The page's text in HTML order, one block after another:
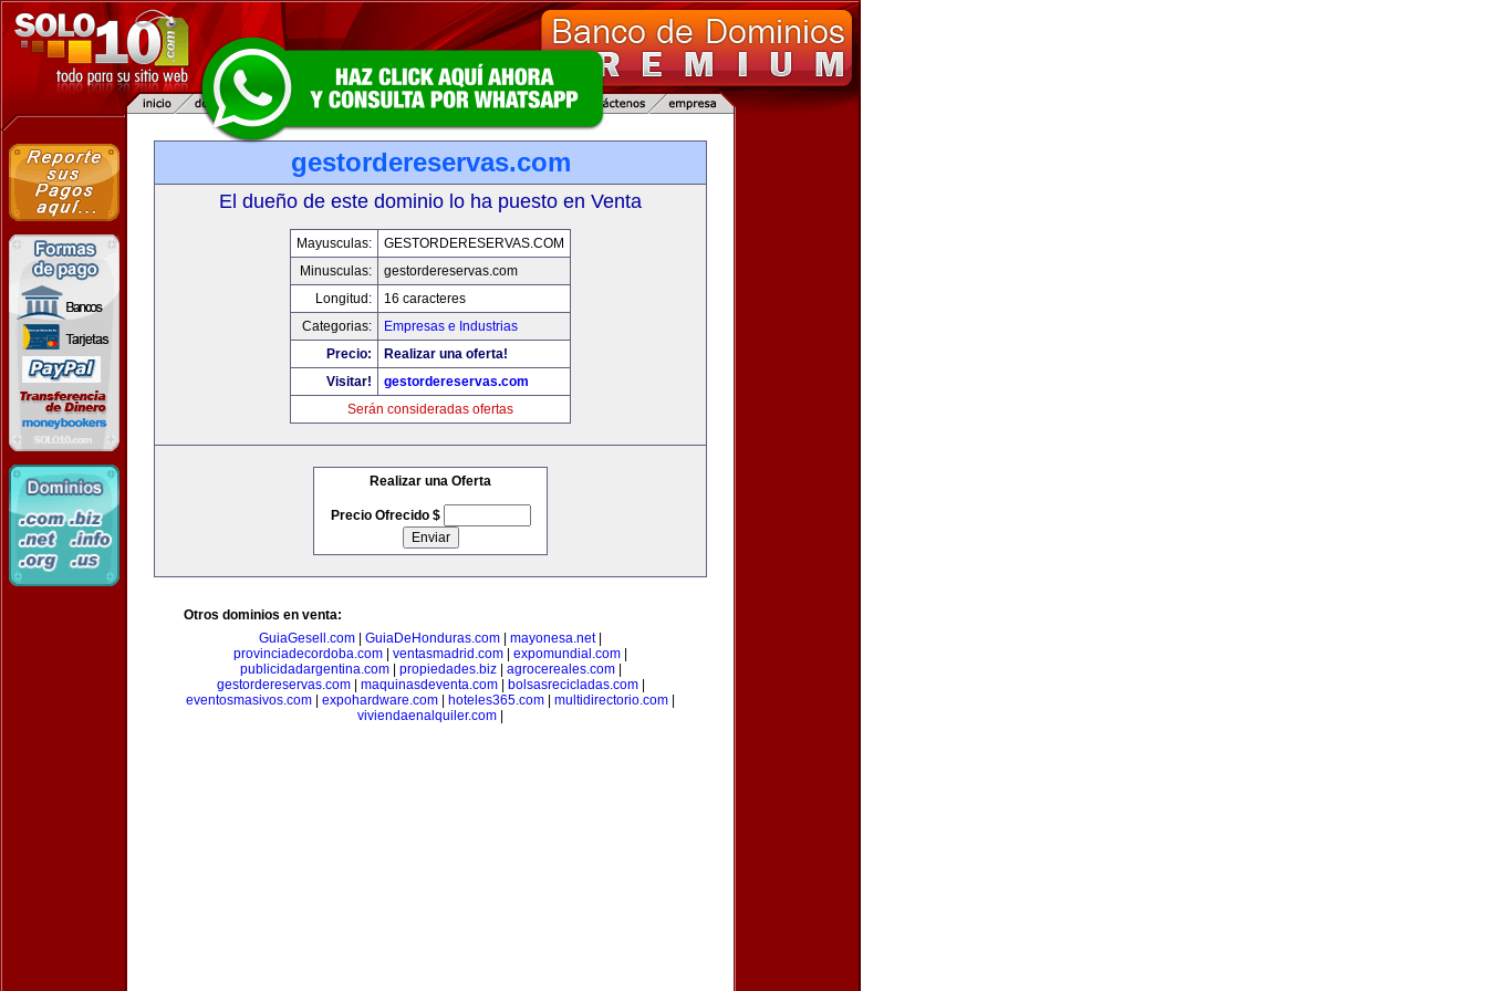
gestordereservas.com
El dueño de este dominio lo ha puesto en Venta
Mayusculas:
GESTORDERESERVAS.COM
Minusculas:
gestordereservas.com
Longitud:
16 caracteres
Categorias:
Empresas e Industrias
Precio:
Realizar una oferta!
Visitar!
gestordereservas.com
Serán consideradas ofertas
Realizar una Oferta
Precio Ofrecido $
Otros dominios en venta:
GuiaGesell.com
GuiaDeHonduras.com mayonesa.net|
provinciadecordoba.com
ventasmadrid.com expomundial.com
publicidadargentina.com| propiedades.biz| agrocereales.com|
gestordereservas.com| maquinasdeventa.com| bolsasrecicladas.com|
eventosmasivos.com
expohardware.com hoteles365.com multidirectorio.com
viviendaenalquiler.com